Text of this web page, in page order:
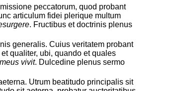
peccatorum, quod probant
articulum fidei plerique multum
. Fructibus et doctrinis plenus
generalis. Cuius veritatem probant
qualiter, ubi, quando et quales
vivit. Dulcedine plenus sermo
Utrum beatitudo principalis sit